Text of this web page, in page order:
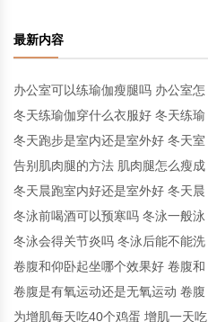
最新内容
办公室可以练瑜伽瘦腿吗 办公室怎
冬天练瑜伽穿什么衣服好 冬天练瑜
冬天跑步是室内还是室外好 冬天室
告别肌肉腿的方法 肌肉腿怎么瘦成
冬天晨跑室内好还是室外好 冬天晨
冬泳前喝酒可以预寒吗 冬泳一般泳
冬泳会得关节炎吗 冬泳后能不能洗
卷腹和仰卧起坐哪个效果好 卷腹和
卷腹是有氧运动还是无氧运动 卷腹
为增肌每天吃40个鸡蛋 增肌一天吃